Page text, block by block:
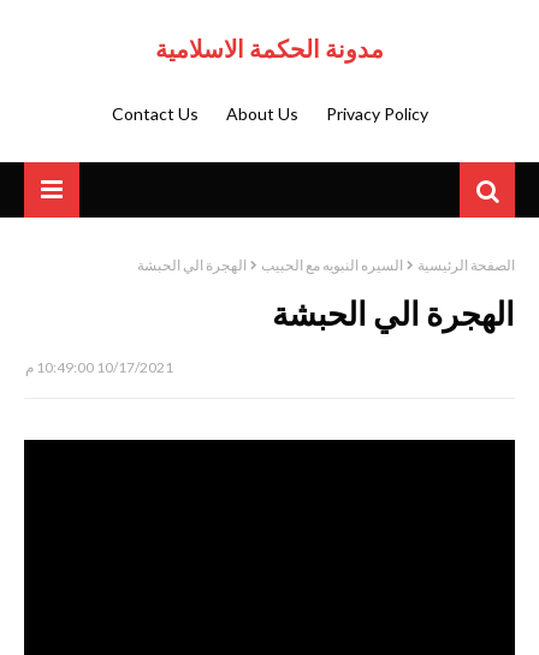
مدونة الحكمة الاسلامية
Privacy Policy
About Us
Contact Us
الصفحة الرئيسية السيره النبويه مع الحبيب الهجرة الي الحبشة
الهجرة الي الحبشة
10/17/2021 10:49:00 م